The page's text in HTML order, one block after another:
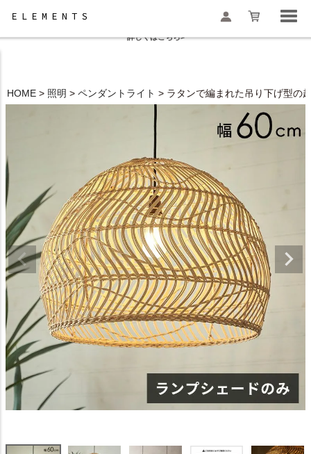
検索
夏季休業と一部地域配送遅延のお知らせ
詳しくはこちら>
HOME 照明 ペンダントライト ラタンで編まれた吊り下げ型の